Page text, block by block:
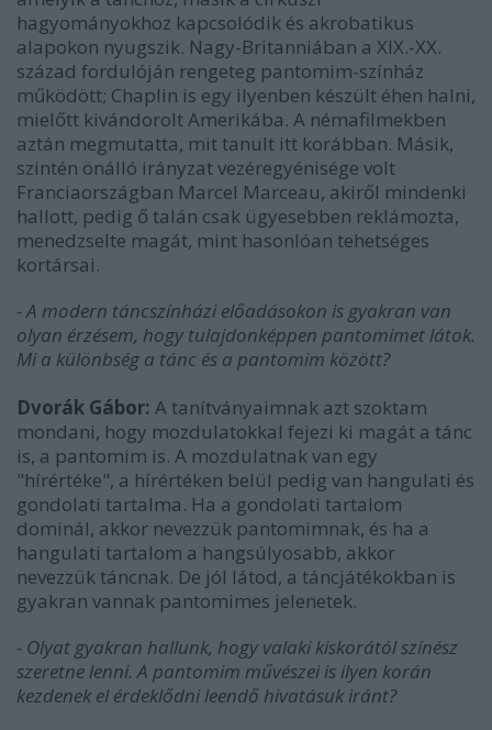
hagyományokhoz kapcsolódik és akrobatikus
alapokon nyugszik. Nagy-Britanniában a XIX.-XX.
század fordulóján rengeteg pantomim-színház
működött; Chaplin is egy ilyenben készült éhen halni,
mielőtt kivándorolt Amerikába. A némafilmekben
aztán megmutatta, mit tanult itt korábban. Másik,
szintén önálló irányzat vezéregyénisége volt
Franciaországban Marcel Marceau, akiről mindenki
hallott, pedig ő talán csak ügyesebben reklámozta,
menedzselte magát, mint hasonlóan tehetséges
kortársai.
- A modern táncszínházi előadásokon is gyakran van
olyan érzésem, hogy tulajdonképpen pantomimet látok.
Mi a különbség a tánc és a pantomim között?
Dvorák Gábor: A tanítványaimnak azt szoktam
mondani, hogy mozdulatokkal fejezi ki magát a tánc
is, a pantomim is. A mozdulatnak van egy
"hírértéke", a hírértéken belül pedig van hangulati és
gondolati tartalma. Ha a gondolati tartalom
dominál, akkor nevezzük pantomimnak, és ha a
hangulati tartalom a hangsúlyosabb, akkor
nevezzük táncnak. De jól látod, a táncjátékokban is
gyakran vannak pantomimes jelenetek.
- Olyat gyakran hallunk, hogy valaki kiskorától színész
szeretne lenni. A pantomim művészei is ilyen korán
kezdenek el érdeklődni leendő hivatásuk iránt?